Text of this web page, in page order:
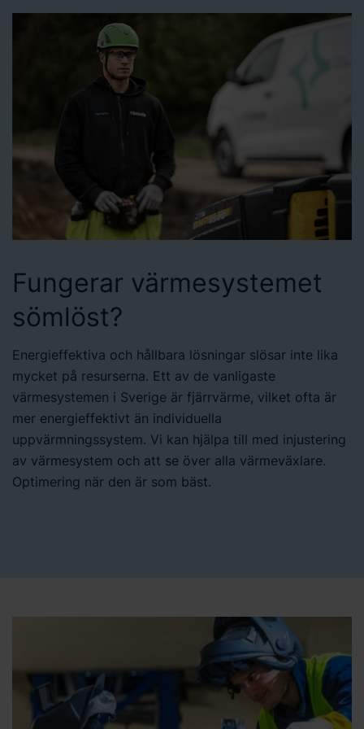
Fungerar värmesystemet
sömlöst?
Energieffektiva och hållbara lösningar slösar inte lika
mycket på resurserna. Ett av de vanligaste
värmesystemen i Sverige är fjärrvärme, vilket ofta är
mer energieffektivt än individuella
uppvärmningssystem. Vi kan hjälpa till med injustering
av värmesystem och att se över alla värmeväxlare.
Optimering när den är som bäst.